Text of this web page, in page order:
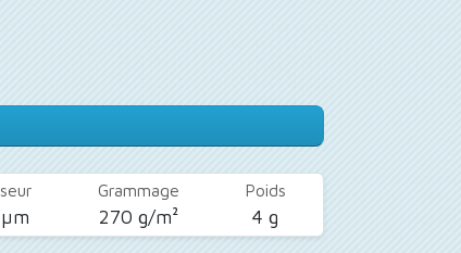
Grammage
270 g/m²
Poids
4 g